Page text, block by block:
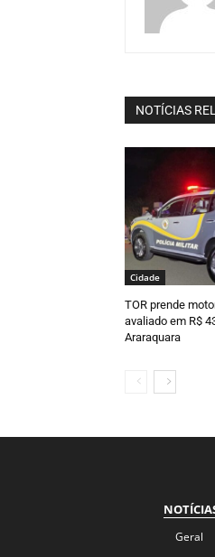
NOTÍCIAS
Cidade
TOR prende
avaliado em R$
Araraquara
Geral